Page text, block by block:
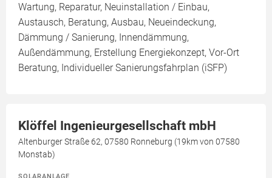
Wartung, Reparatur, Neuinstallation / Einbau,
Austausch, Beratung, Ausbau, Neueindeckung,
Dämmung / Sanierung, Innendämmung,
Außendämmung, Erstellung Energiekonzept, Vor-Ort
Beratung, Individueller Sanierungsfahrplan (iSFP)
Klöffel Ingenieurgesellschaft mbH
Altenburger Straße 62, 07580 Ronneburg (19km von 07580
Monstab)
SOLARANLAGE